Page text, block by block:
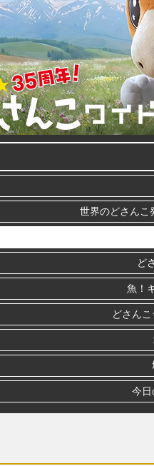
世界のどさんこ
ど
魚！
どさん
今日